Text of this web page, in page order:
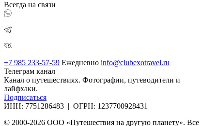
Всегда на связи
+7 985 233-57-59 Ежедневно info@clubexotravel.ru
Телеграм канал
Канал о путешествиях. Фотографии, путеводители и
лайфхаки.
Подписаться
ИНН: 7751286483 | ОГРН: 1237700928431
© 2000-2026 ООО «Путешествия на другую планету». Все